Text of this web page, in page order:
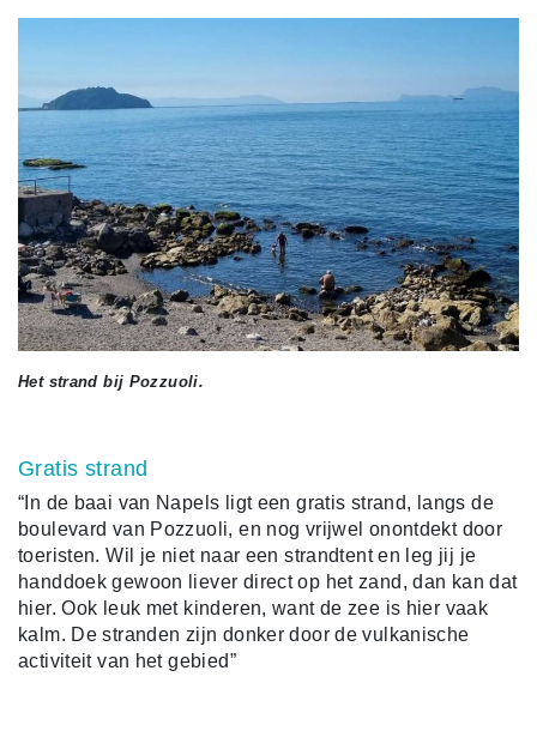
Het strand bij Pozzuoli.
Gratis strand
“In de baai van Napels ligt een gratis strand, langs de
boulevard van Pozzuoli, en nog vrijwel onontdekt door
toeristen. Wil je niet naar een strandtent en leg jij je
handdoek gewoon liever direct op het zand, dan kan dat
hier. Ook leuk met kinderen, want de zee is hier vaak
kalm. De stranden zijn donker door de vulkanische
activiteit van het gebied”